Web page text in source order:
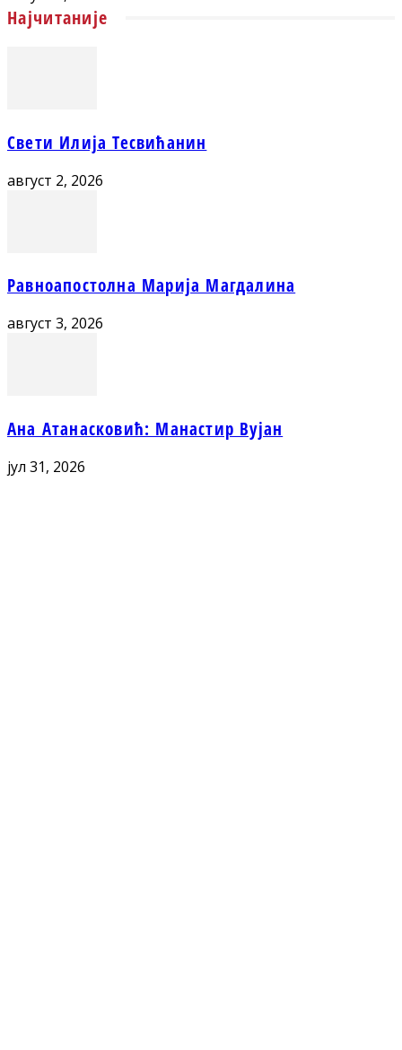
Најчитаније
Свети Илија Тесвићанин
август 2, 2026
Равноапостолна Марија Магдалина
август 3, 2026
Ана Атанасковић: Манастир Вујан
јул 31, 2026